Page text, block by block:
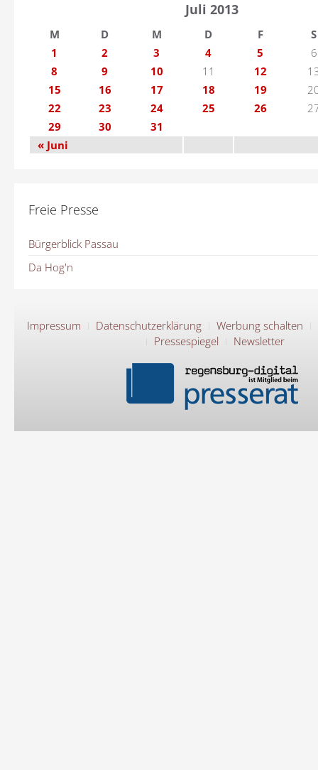
Juli 2013
M D M D F
S
1
2 3 4 5
6
8
9 10 11 12
15
16 17 18 19
22
23 24 25 26
29
30
31
« Juni
Freie Presse
Bürgerblick Passau
Da Hog'n
Impressum Datenschutzerklärung
Werbung schalten
Pressespiegel
Newsletter